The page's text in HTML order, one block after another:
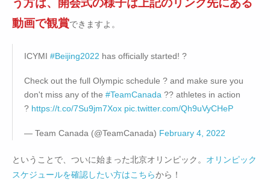
動画で観賞できますよ。
ICYMI #Beijing2022 has officially started! ?
Check out the full Olympic schedule ? and make sure you
don't miss any of the #TeamCanada ?? athletes in action
? https://t.co/7Su9jm7Xox pic.twitter.com/Qh9uVyCHeP
— Team Canada (@TeamCanada) February 4, 2022
ということで、ついに始まった北京オリンピック。 オリンピック
スケジュールを確認したい方はこちらから！